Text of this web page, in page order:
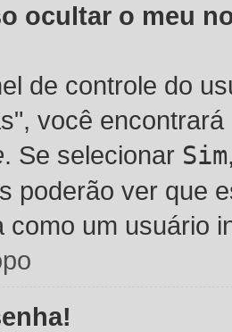
ocultar o meu
de controle do
você
. Se selecionar Sim
poderão ver que
como um usuário